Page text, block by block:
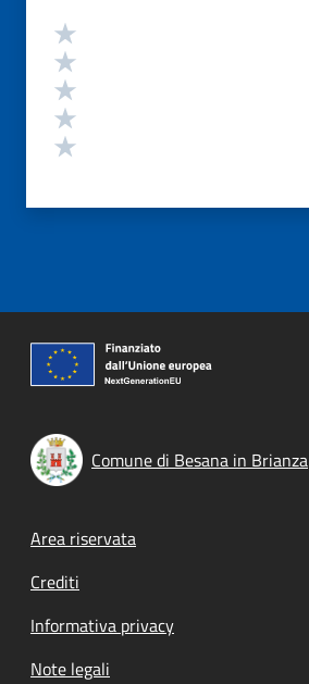
Valutazione
Comune di Besana in Brianza
Footer menu
Area riservata
Crediti
Informativa privacy
Note legali